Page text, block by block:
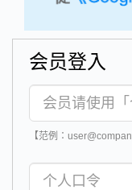
会员登入
【范例：